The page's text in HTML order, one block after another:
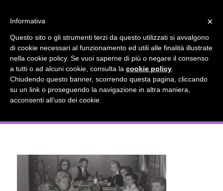
Giuria Concours De Bouquets Camilla
Malvasia Grace Di Monaco Julia
accetta l'uso dei cookies previsto nella pagina dedicata.
Fai clic per abilitare/disabilitare il tracciamento di
Google Analytics.
OK Privacy e cookie policy
×
Informativa
Questo sito o gli strumenti terzi da questo utilizzati si avvalgono
di cookie necessari al funzionamento ed utili alle finalità illustrate
nella cookie policy. Se vuoi saperne di più o negare il consenso
a tutti o ad alcuni cookie, consulta la cookie policy
Chiudendo questo banner, scorrendo questa pagina, cliccando
su un link o proseguendo la navigazione in altra maniera,
acconsenti all’uso dei cookie.